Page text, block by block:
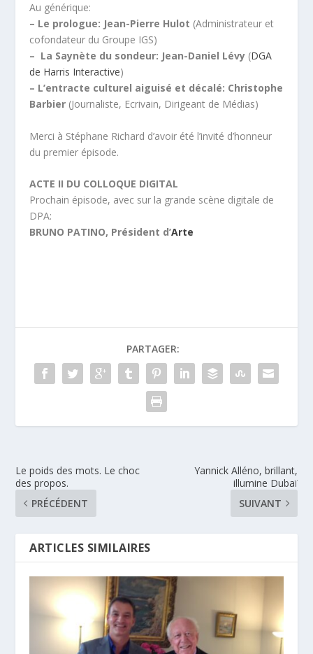
Au générique:
– Le prologue: Jean-Pierre Hulot (Administrateur et
cofondateur du Groupe IGS)
– La Saynète du sondeur: Jean-Daniel Lévy (DGA
de Harris Interactive)
– L’entracte culturel aiguisé et décalé: Christophe
Barbier (Journaliste, Ecrivain, Dirigeant de Médias)
Merci à Stéphane Richard d’avoir été l’invité d’honneur
du premier épisode.
ACTE II DU COLLOQUE DIGITAL
Prochain épisode, avec sur la grande scène digitale de
DPA:
BRUNO PATINO, Président d’Arte
PARTAGER:
Le poids des mots. Le choc
des propos.
PRÉCÉDENT
Yannick Alléno, brillant,
illumine Dubaï
SUIVANT
ARTICLES SIMILAIRES